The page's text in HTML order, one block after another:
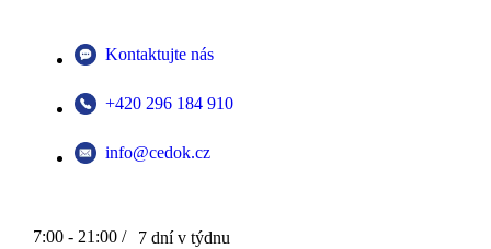
Kontaktujte nás
+420 296 184 910
info@cedok.cz
7:00 - 21:00 / 7 dní v týdnu